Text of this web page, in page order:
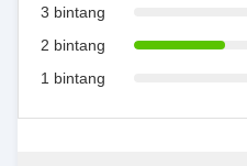
3 bintang
2 bintang
1 bintang